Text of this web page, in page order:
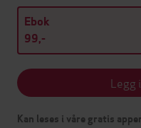
Ebok
99,-
Legg
Kan leses i våre gratis